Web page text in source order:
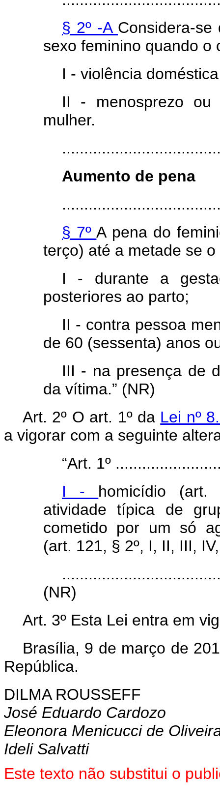
§ 2º -A Considera-
sexo feminino quando o
I - violência
II - menosprezo ou
mulher.
Aumento de pena
§ 7ºA pena do
terço) até a metade se
I - durante a
posteriores ao parto;
II - contra pessoa
de 60 (sessenta) anos
III - na presença de
da vítima.” (NR)
Art. 2º O art. 1º da Lei nº
a vigorar com a seguinte
“Art. 1º
I - homicídio
atividade típica de
cometido por um só
(art. 121, § 2º, I, II, III,
(NR)
Art. 3º Esta Lei entra em
Brasília, 9 de março de
República.
DILMA ROUSSEFF
José Eduardo Cardozo
Eleonora Menicucci de
Ideli Salvatti
Este texto não substitui o